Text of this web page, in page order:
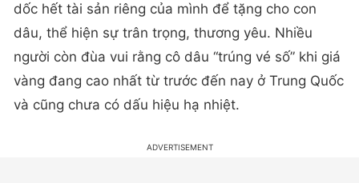
dốc hết tài sản riêng của mình để tặng cho con
dâu, thể hiện sự trân trọng, thương yêu. Nhiều
người còn đùa vui rằng cô dâu “trúng vé số” khi giá
vàng đang cao nhất từ trước đến nay ở Trung Quốc
và cũng chưa có dấu hiệu hạ nhiệt.